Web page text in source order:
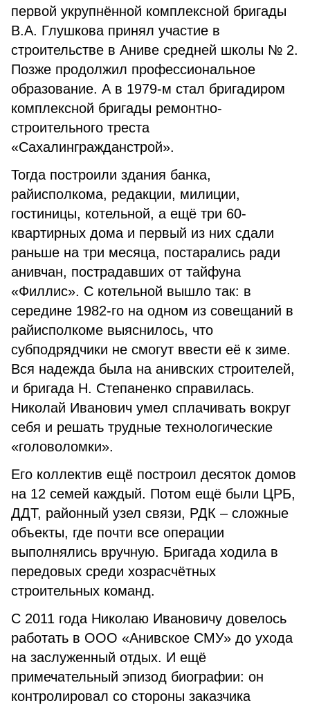
первой укрупнённой комплекс­ной бригады
В.А. Глушкова принял участие в
строительстве в Аниве средней школы № 2.
Позже продолжил профессиональное
образование. А в 1979-м стал бригадиром
комплексной бригады ремонтно-
строительного треста
«Сахалингражданстрой».
Тогда построили здания банка,
райисполкома, редакции, ми­лиции,
гостиницы, котельной, а ещё три 60-
квартирных дома и первый из них сдали
раньше на три месяца, постарались ради
анивчан, пострадавших от тайфуна
«Филлис». С котельной вышло так: в
середине 1982-го на одном из совещаний в
райисполкоме выяснилось, что
субподрядчики не смогут ввести её к зиме.
Вся надежда была на анивских строите­лей,
и бригада Н. Степаненко справилась.
Николай Иванович умел сплачивать вокруг
себя и решать трудные технологические
«головоломки».
Его коллектив ещё построил десяток домов
на 12 семей каждый. Потом ещё были ЦРБ,
ДДТ, рай­онный узел связи, РДК – сложные
объекты, где почти все операции
выполнялись вручную. Бригада ходила в
передовых среди хозрасчётных
строительных команд.
С 2011 года Николаю Ивановичу довелось
работать в ООО «Анивское СМУ» до ухода
на заслуженный отдых. И ещё
примечательный эпизод биографии: он
контролировал со стороны заказчика